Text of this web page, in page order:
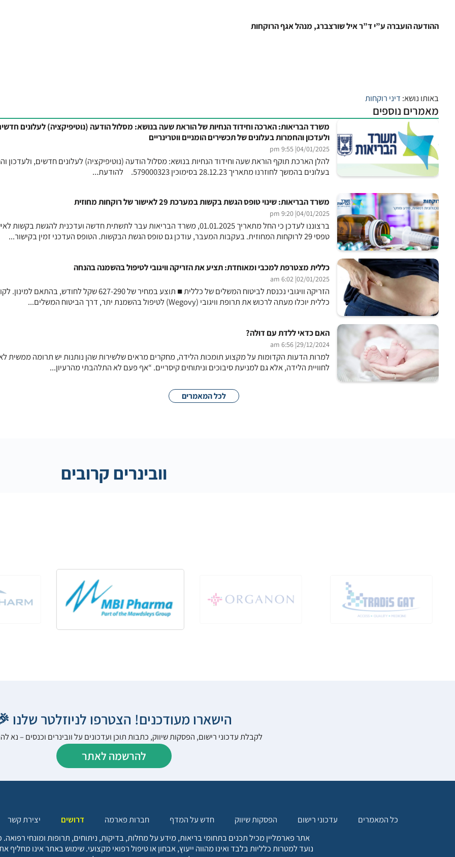
ההודעה הועברה ע”י ד”ר איל שורצברג, מנהל אגף הרוקחות
באותו נושא: דיני רוקחות
מאמרים נוספים
משרד הבריאות: הארכה וחידוד הנחיות של הוראת שעה בנושא: מסלול הודעה (נוטיפיקציה) לעלונים
ולעדכון והחמרות בעלונים של תכשירים הומניים ווטרינריים
04/01/2025
| 9:55 pm
להלן הארכת תוקף הוראת שעה וחידוד הנחיות בנושא: מסלול הודעה (נוטיפיקציה) לעלונים חדשים, ולעדכון
בעלונים בהמשך לחוזרנו מתאריך 28.12.23 בסימוכין 579000323. להודעת...
משרד הבריאות: שינוי טופס הגשת בקשות במערכת 29 לאישור של רוקחות מחוזית
04/01/2025
| 9:20 pm
ברצוננו לעדכן כי החל מתאריך 01.01.2025, משרד הבריאות עבר לתשתית חדשה ועדכנית להגשת בקשות
טפסי 29 לרוקחות המחוזית. בעקבות המעבר, עודכן גם טופס הגשת הבקשות. הטופס העדכני זמין בקישור...
כללית מצטרפת למכבי ומאוחדת: תציע את הזריקה וויגובי לטיפול בהשמנה בהנחה
02/01/2025
| 6:02 am
הזריקה וויגובי נכנסת לביטוח המשלים של כללית ■ תוצע במחיר של 627-290 שקל לחודש, בהתאם
כללית יוכלו מעתה לרכוש את תרופת וויגובי (Wegovy) לטיפול בהשמנת יתר, דרך הביטוח המשלים...
האם כדאי ללדת עם דוּלה?
29/12/2024
| 6:56 am
למרות הדעות הקדומות על מקצוע תומכות הלידה, מחקרים מראים שלשירות שהן נותנות יש תרומה ממשית
לחוויית הלידה, אלא גם למניעת סיבוכים וניתוחים קיסריים. “אף פעם לא התלהבתי מהרעיון...
לכל המאמרים
וובינרים קרובים
הישארו מעודכנים! הצטרפו לניוזלטר שלנו
לקבלת עדכוני רישום, הפסקות שיווק, כתבות תוכן ועדכונים על וובינרים וכנסים – נא
להרשמה לאתר
כל המאמרים עדכוני רישום הפסקות שיווק חדש על המדף חברות פארמה דרושים
יצירת קשר
אתר פארמליין מכיל תכנים בתחומי בריאות, מידע על מחלות, בדיקות, ניתוחים, תרופות ומונחי
נועד למטרות כלליות בלבד ואינו מהווה ייעוץ, אבחון או טיפול רפואי מקצועי. שימוש באתר אינו מחליף